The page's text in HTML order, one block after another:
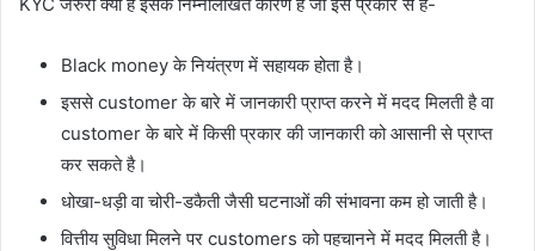
Black money के नियंत्रण में सहायक होता है।
इससे customer के बारे में जानकारी प्राप्त करने में मदद मिलती है वा
customer के बारे में किसी प्रकार की जानकारी को आसानी से प्राप्त
कर सकते है।
धोखा-धड़ी वा चोरी-डकैती जैसी घटनाओं की संभावना कम हो जाती है।
वित्तीय सुविधा मिलने पर customers को पहचानने में मदद मिलती है।